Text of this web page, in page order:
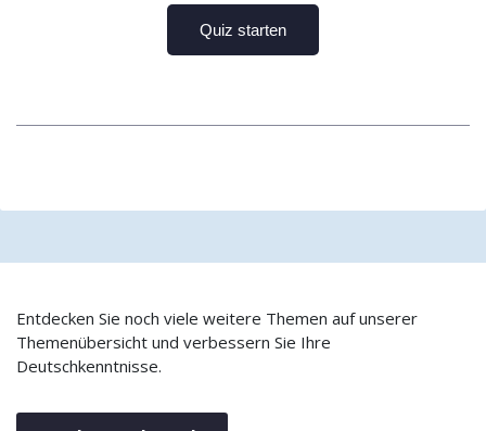
Entdecken Sie noch viele weitere Themen auf unserer
Themenübersicht und verbessern Sie Ihre
Deutschkenntnisse.